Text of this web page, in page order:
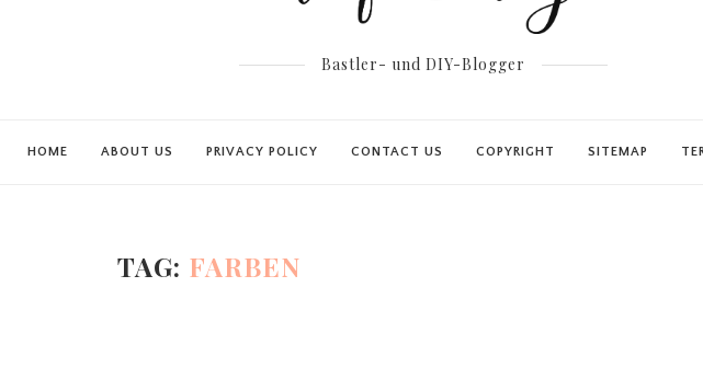
Bastler- und DIY-Blogger
HOME ABOUT US PRIVACY POLICY CONTACT US COPYRIGHT SITEMAP
TAG: FARBEN